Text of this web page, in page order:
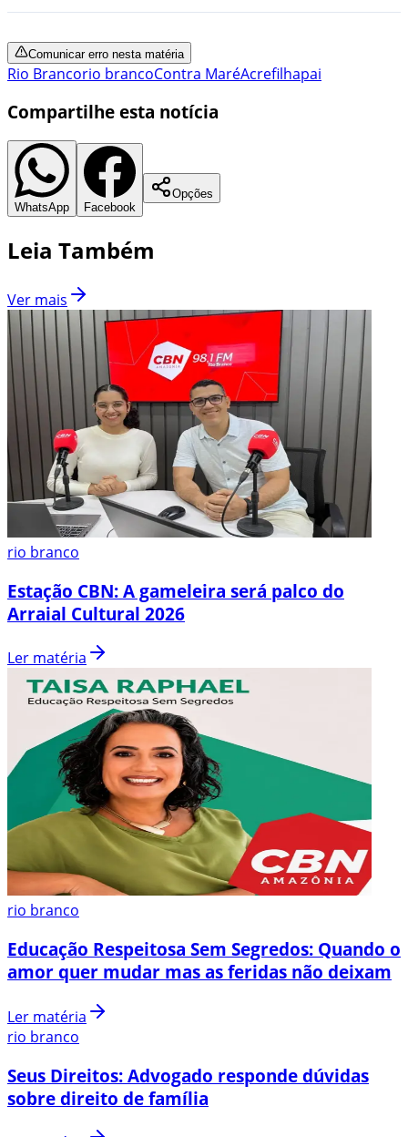
Comunicar erro nesta matéria
Rio Brancorio brancoContra MaréAcrefilhapai
Compartilhe esta notícia
WhatsApp Facebook
Opções
Leia Também
Ver mais
rio branco
Estação CBN: A gameleira será palco do
Arraial Cultural 2026
Ler matéria
rio branco
Educação Respeitosa Sem Segredos: Quando o
amor quer mudar mas as feridas não deixam
Ler matéria
rio branco
Seus Direitos: Advogado responde dúvidas
sobre direito de família